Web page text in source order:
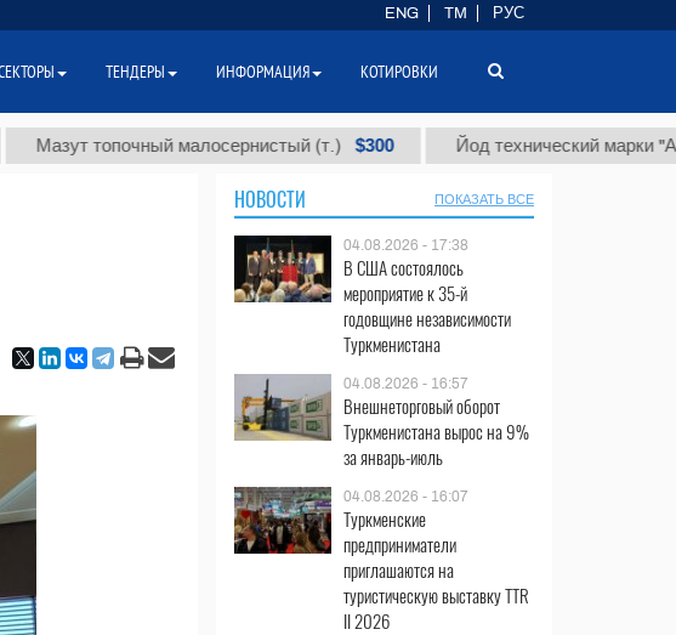
топочный малосернистый (т.) $300 Йод технический марки "А" (т.)
НОВОСТИ ПОКАЗАТЬ ВСЕ
04.08.2026 - 17:38
В США состоялось
мероприятие к 35-й
годовщине независимости
Туркменистана
04.08.2026 - 16:57
Внешнеторговый оборот
Туркменистана вырос на 9%
за январь-июль
04.08.2026 - 16:07
Туркменские
предприниматели
приглашаются на
туристическую выставку TTR
II 2026
ENG TM РУС
ТЕНДЕРЫ ИНФОРМАЦИЯ КОТИРОВКИ